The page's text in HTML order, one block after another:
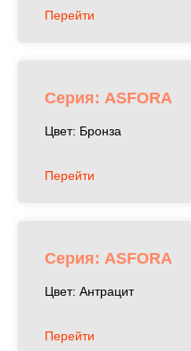
Перейти
Серия: ASFORA
Цвет: Бронза
Перейти
Серия: ASFORA
Цвет: Антрацит
Перейти